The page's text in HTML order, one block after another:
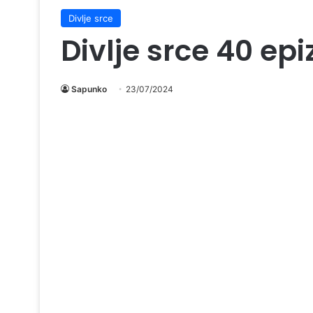
Divlje srce
Divlje srce 40
Sapunko 23/07/2024